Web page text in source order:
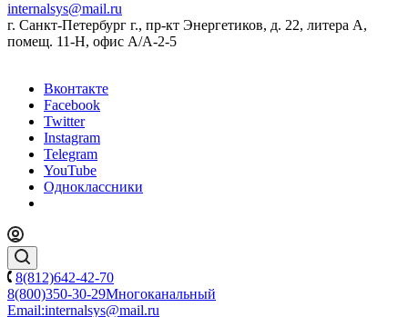
internalsys@mail.ru
г. Санкт-Петербург г., пр-кт Энергетиков, д. 22, литера А,
помещ. 11-Н, офис А/А-2-5
Вконтакте
Facebook
Twitter
Instagram
Telegram
YouTube
Одноклассники
8(812)642-42-70
8(800)350-30-29Многоканальный
Email:internalsys@mail.ru